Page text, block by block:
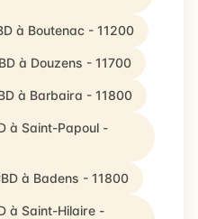
à Boutenac - 11200
à Douzens - 11700
à Barbaira - 11800
à Saint-Papoul -
à Badens - 11800
à Saint-Hilaire -